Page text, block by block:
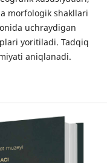
morfologik shakllari
uchraydigan
yoritiladi. Tadqiq
aniqlanadi.